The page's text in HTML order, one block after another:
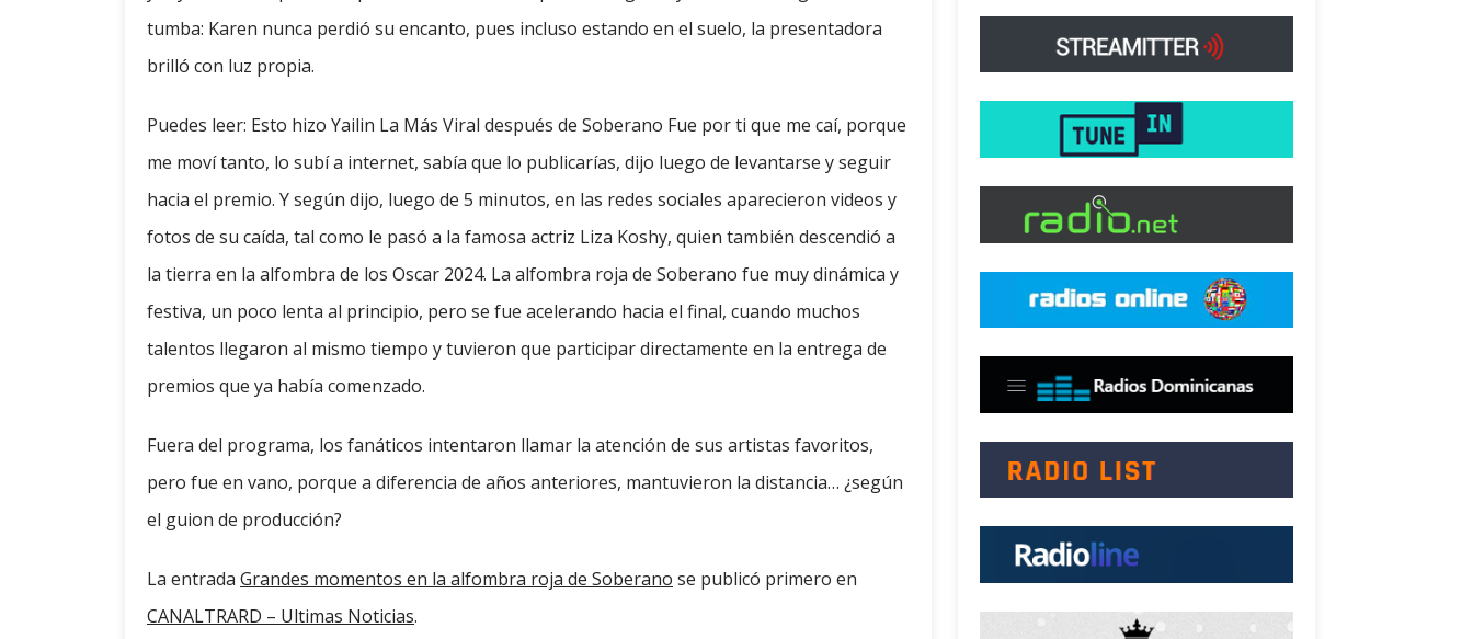
tumba: Karen nunca perdió su encanto, pues incluso estando en el suelo, la presentadora
brilló con luz propia.
Puedes leer: Esto hizo Yailin La Más Viral después de Soberano Fue por ti que me caí, porque
me moví tanto, lo subí a internet, sabía que lo publicarías, dijo luego de levantarse y seguir
hacia el premio. Y según dijo, luego de 5 minutos, en las redes sociales aparecieron videos y
fotos de su caída, tal como le pasó a la famosa actriz Liza Koshy, quien también descendió a
la tierra en la alfombra de los Oscar 2024. La alfombra roja de Soberano fue muy dinámica y
festiva, un poco lenta al principio, pero se fue acelerando hacia el final, cuando muchos
talentos llegaron al mismo tiempo y tuvieron que participar directamente en la entrega de
premios que ya había comenzado.
Fuera del programa, los fanáticos intentaron llamar la atención de sus artistas favoritos,
pero fue en vano, porque a diferencia de años anteriores, mantuvieron la distancia… ¿según
el guion de producción?
La entrada Grandes momentos en la alfombra roja de Soberano se publicó primero en
CANALTRARD – Ultimas Noticias.